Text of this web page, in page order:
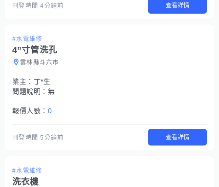
刊登時間4分鐘前 查看詳情
#水電維修
4”寸管洗孔
雲林縣斗六市
業主： 丁*生
問題說明： 無
報價人數： 0
刊登時間5分鐘前 查看詳情
#水電維修
洗衣機